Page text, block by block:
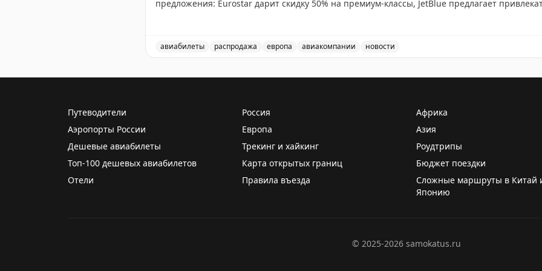
предложения: Eurostar дарит скидку 50% на премиум-классы, JetBlue предлагает
рассылку для получения полной информации о лучших предложениях отелей и
Rob Burgess|Original
авиабилеты распродажа европа авиакомпании новости
Путеводители Россия Африка
Аэропорты России
Европа Азия
Дешевые авиабилеты
Трекинг и хайкинг Роудтрипы
Топ-100 дешевых авиабилетов
Карта открытых границ Бюджет поездки
Отели
Правила въезда
Сложные маршруты в Китай
Японию
© 2025-2026 samokatus.ru